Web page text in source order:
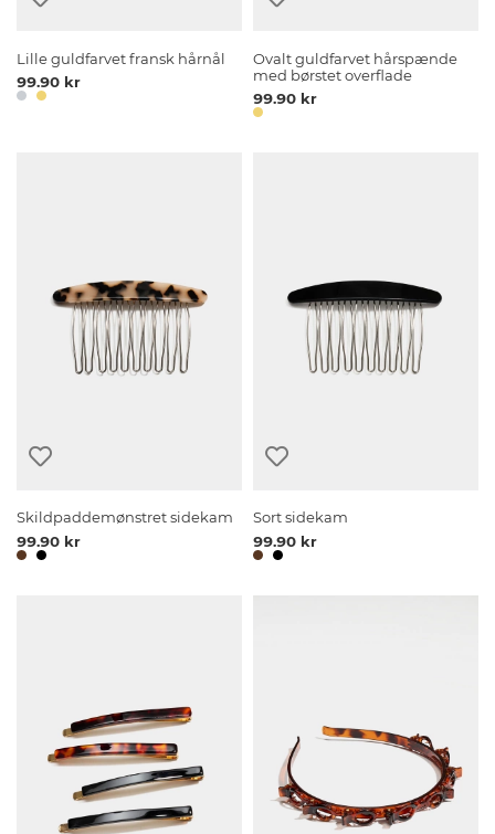
Lille guldfarvet fransk hårnål
99.90 kr
Ovalt guldfarvet hårspænde
med børstet overflade
99.90 kr
Skildpaddemønstret sidekam
99.90 kr
Sort sidekam
99.90 kr